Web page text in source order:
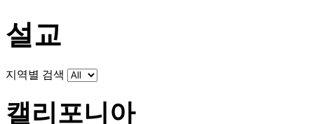
설교
지역별 검색
캘리포니아